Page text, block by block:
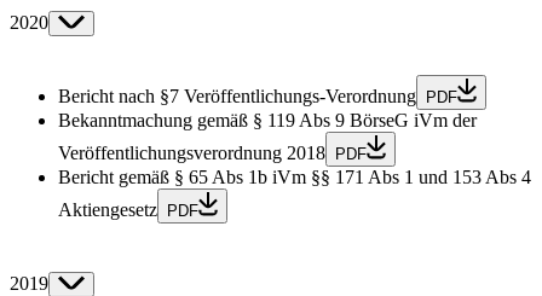
2020
Bericht nach §7 Veröffentlichungs-Verordnung PDF
Bekanntmachung gemäß § 119 Abs 9 BörseG iVm der
Veröffentlichungsverordnung 2018
PDF
Bericht gemäß § 65 Abs 1b iVm §§ 171 Abs 1 und 153 Abs 4
Aktiengesetz
PDF
2019